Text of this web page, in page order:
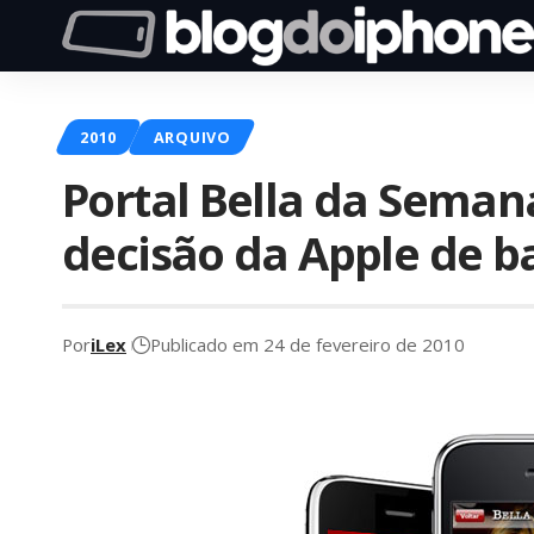
2010 ARQUIVO
Portal Bella da
decisão da Apple de
PoriLex Publicado em 24 de fevereiro de 2010